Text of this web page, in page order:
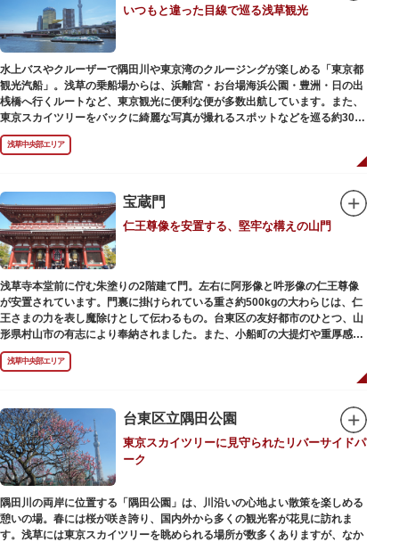
動物園としても知られるようになりました。戦後は遊園地として再開し、温
かさと懐かしさを併せ持つレトロなアトラクションや雰囲気で人気のスポッ
トとなっています。幼児（0歳～4歳）は入園とのりもの料が無料で、年齢や
身長制限の無いアトラクションもあり、子どもの遊園地デビューにもぴった
りです。
いつもと違った目線で巡る浅草観光
水上バスやクルーザーで隅田川や東京湾のクルージングが楽しめる「東京都
観光汽船」。浅草の乗船場からは、浜離宮・お台場海浜公園・豊洲・日の出
桟橋へ行くルートなど、東京観光に便利な便が多数出航しています。また、
東京スカイツリーをバックに綺麗な写真が撮れるスポットなどを巡る約30分
の「浅草周遊コース」も。初日の出やお花見、隅田川花火大会、クリスマス
などのイベント時は、いつもと違う目線から東京の景色を堪能できるイベン
や、約300人が乗船可能なアメリカンな大型船など多種多様な船体も魅力。
目的や人数にあわせてコースや時間帯を選べるチャータークルーズも行われ
ています。
浅草中央部エリア
宝蔵門
仁王尊像を安置する、堅牢な構えの山門
浅草寺本堂前に佇む朱塗りの2階建て門。左右に阿形像と吽形像の仁王尊像
が安置されています。門裏に掛けられている重さ約500kgの大わらじは、仁
王さまの力を表し魔除けとして伝わるもの。台東区の友好都市のひとつ、山
形県村山市の有志により奉納されました。また、小船町の大提灯や重厚感あ
ふれる吊灯篭も存在感を放ち、参拝客を迎えてくれます。
宝蔵門は、平安時代、武蔵守に任命された平公雅（たいらのきみまさ）によ
在の門は1964年にホテルニューオオタニ創始者・大谷米太郎の寄進により本
瓦葺きで再建された（2007年チタン瓦に葺き替え）楼門です。上層部には仏
教の経典である『元版⼀切経（げんばんいっさいきょう）』や寺宝が収蔵さ
れています。
浅草中央部エリア
台東区立隅田公園
東京スカイツリーに見守られたリバーサイドパ
ーク
隅田川の両岸に位置する「隅田公園」は、川沿いの心地よい散策を楽しめる
憩いの場。春には桜が咲き誇り、国内外から多くの観光客が花見に訪れま
す。浅草には東京スカイツリーを眺められる場所が数多くありますが、なか